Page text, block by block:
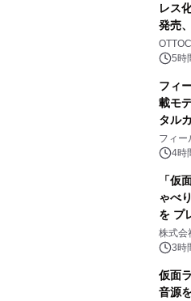
レス
発売
5時
フィ
載モ
タル
約
ジ新
フィー
4時
「仮
ゃべ
を プ
株式
3時
仮面
音源